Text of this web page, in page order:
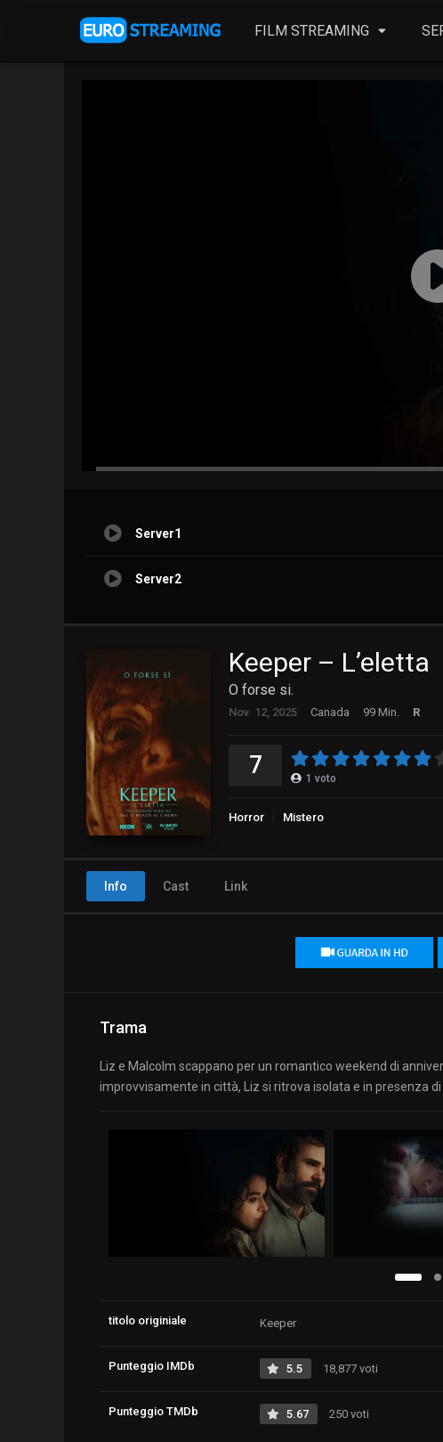
FILM STREAMING
Server1
Server2
Keeper – L’eletta
O forse si.
Nov. 12, 2025 Canada 99 Min. R
7 1 voto
Horror Mistero
Info Cast Link
Trama
Liz e Malcolm scappano per un romantico weekend di
improvvisamente in città, Liz si ritrova isolata e in presenza
titolo originiale Keeper
Punteggio IMDb 5.5 18,877 voti
Punteggio TMDb 5.67 250 voti